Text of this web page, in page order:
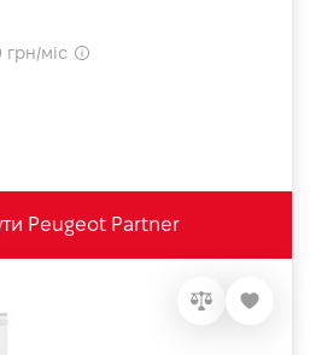
грн/міс
Peugeot Partner